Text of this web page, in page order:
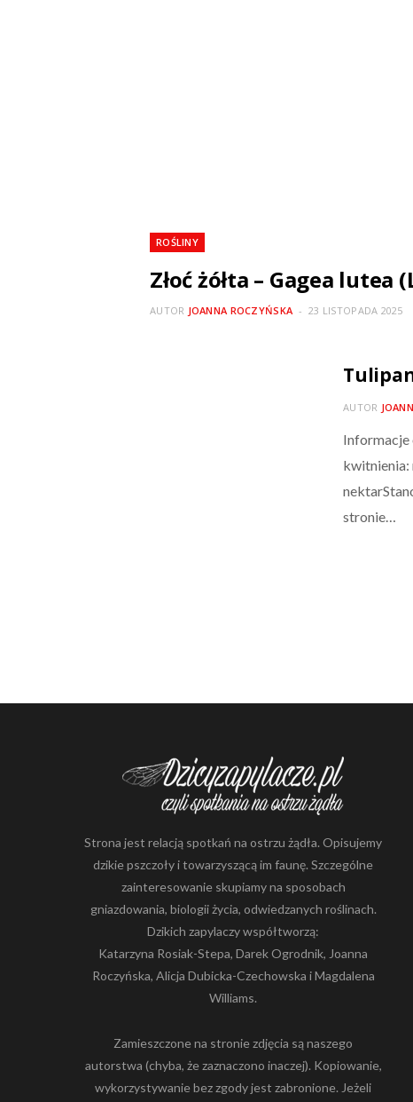
ROŚLINY
Złoć żółta – Gagea lutea
AUTOR JOANNA ROCZYŃSKA 23 LISTOPADA 2025
AUTOR
Informacje
kwitnienia:
stronie…
Strona jest relacją spotkań na ostrzu żądła. Opisujemy
dzikie pszczoły i towarzyszącą im faunę. Szczególne
zainteresowanie skupiamy na sposobach
gniazdowania, biologii życia, odwiedzanych roślinach.
Dzikich zapylaczy współtworzą:
Katarzyna Rosiak-Stepa, Darek Ogrodnik, Joanna
Roczyńska, Alicja Dubicka-Czechowska i Magdalena
Williams.
Zamieszczone na stronie zdjęcia są naszego
autorstwa (chyba, że zaznaczono inaczej). Kopiowanie,
wykorzystywanie bez zgody jest zabronione. Jeżeli